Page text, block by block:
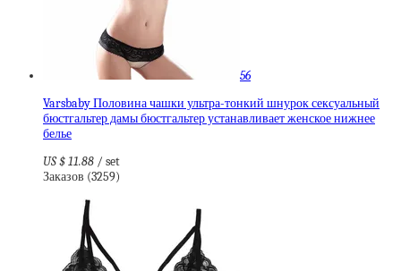
56
Varsbaby Половина чашки ультра-тонкий шнурок сексуальный
бюстгальтер дамы бюстгальтер устанавливает женское нижнее
белье
US $ 11.88 / set
Заказов (3259)